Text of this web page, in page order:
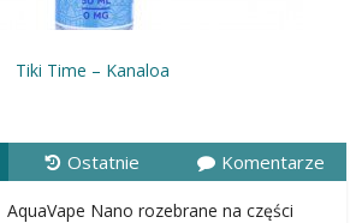
Tiki Time – Kanaloa
Ostatnie Komentarze
AquaVape Nano rozebrane na części